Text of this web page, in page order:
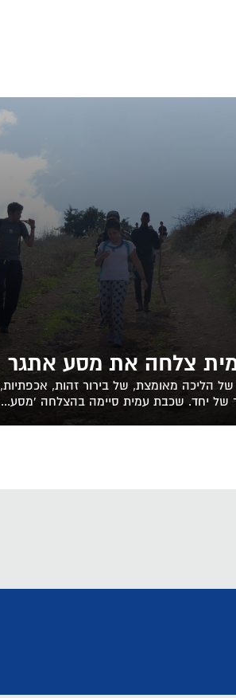
צלחה את מסע אתגר
3 ימים של הליכה מאומצת, של בירור זהות, אכפתיות,
של יחד. שכבת עמית סיימה בהצלחה 'מסע...